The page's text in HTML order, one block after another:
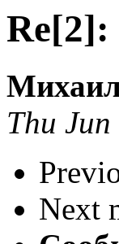
Re[2]:
Thu
Next